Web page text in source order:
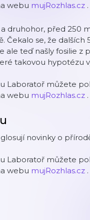
webu mujRozhlas.cz .
druhohor, před 250
Čekalo se, že
ale teď našly fosilie
takovou hypotézu
Laboratoř můžete
webu mujRozhlas.cz .
novinky o
Laboratoř můžete
webu mujRozhlas.cz .